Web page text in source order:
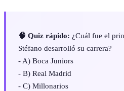
🧠 Quiz rápido: ¿Cuál fue el
Stéfano desarrolló su carrera?
- A) Boca Juniors
- B) Real Madrid
- C) Millonarios